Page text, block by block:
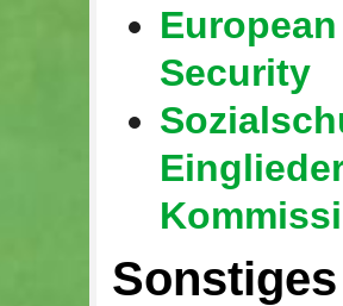
Security
Sonstiges